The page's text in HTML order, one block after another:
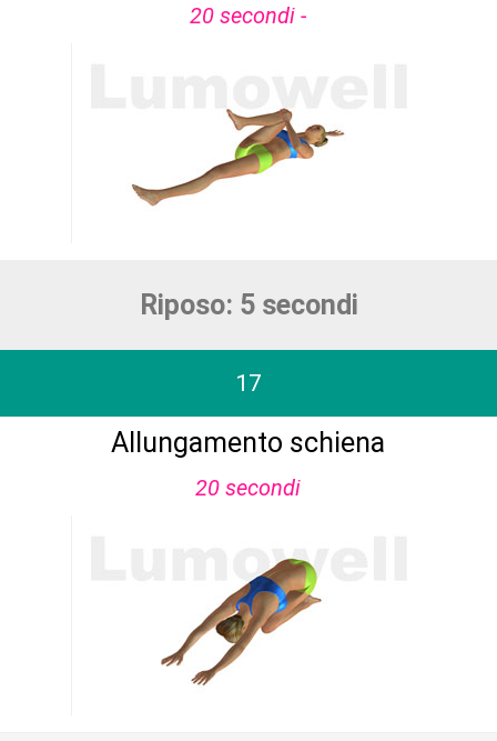
20 secondi -
Riposo: 5 secondi
17
Allungamento schiena
20 secondi